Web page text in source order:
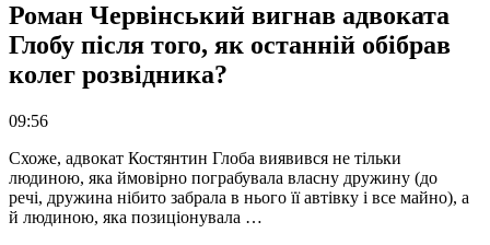
Роман Червінський вигнав адвоката
Глобу після того, як останній обібрав
колег розвідника?
09:56
Схоже, адвокат Костянтин Глоба виявився не тільки
людиною, яка ймовірно пограбувала власну дружину (до
речі, дружина нібито забрала в нього її автівку і все майно), а
й людиною, яка позиціонувала …